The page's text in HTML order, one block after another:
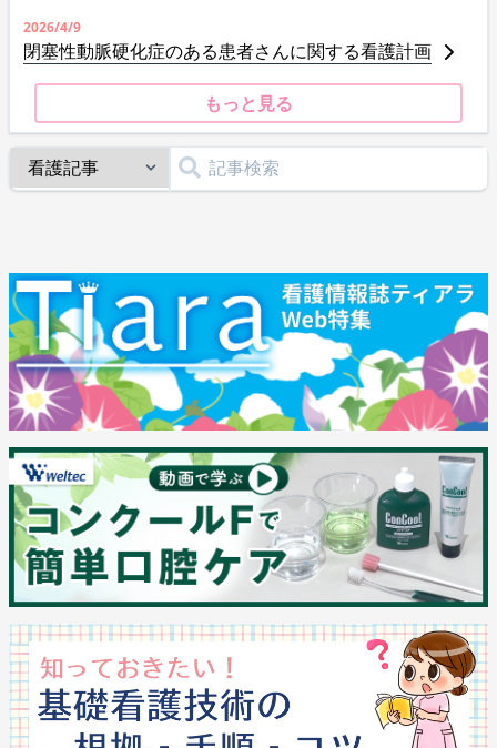
2026/4/9
閉塞性動脈硬化症のある患者さんに関する看護計画
もっと見る